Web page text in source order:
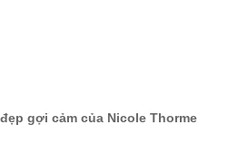
gợi cảm của Nicole Thorme